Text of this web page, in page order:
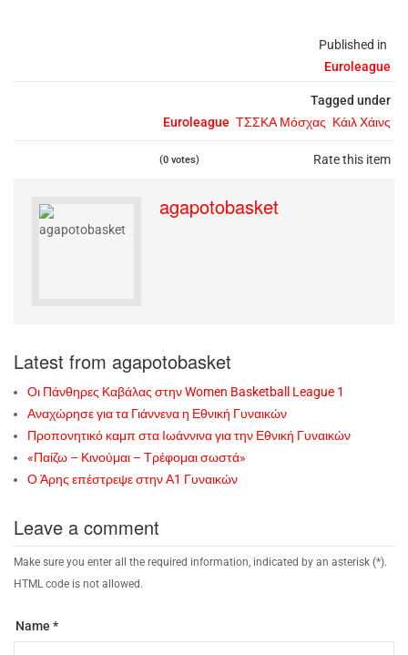
Published in
Euroleague
Tagged under
Euroleague ΤΣΣΚΑ Μόσχας Κάιλ Χάινς
Rate this item
(0 votes)
agapotobasket
Latest from agapotobasket
Οι Πάνθηρες Καβάλας στην Women Basketball League 1
Αναχώρησε για τα Γιάννενα η Εθνική Γυναικών
Προπονητικό καμπ στα Ιωάννινα για την Εθνική Γυναικών
«Παίζω – Κινούμαι – Τρέφομαι σωστά»
Ο Άρης επέστρεψε στην Α1 Γυναικών
Leave a comment
Make sure you enter all the required information, indicated by an asterisk (*).
HTML code is not allowed.
Name *